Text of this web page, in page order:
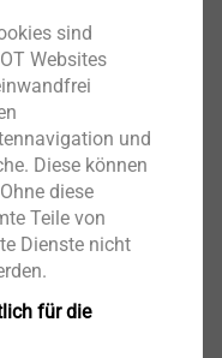
Set JT3-SB-
E16 + ORKAN-
sind
Websites
und
Diese können
diese
Teile von
Dienste nicht
für die